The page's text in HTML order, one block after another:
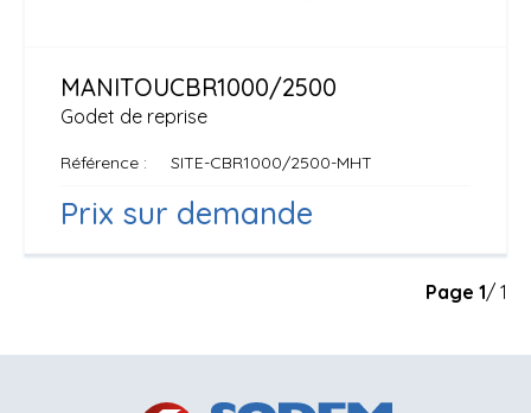
Godet de reprise
MANITOUCBR1000/2500
Référence SITE-CBR1000/2500-MHT
Prix sur demande
Page 1/ 1